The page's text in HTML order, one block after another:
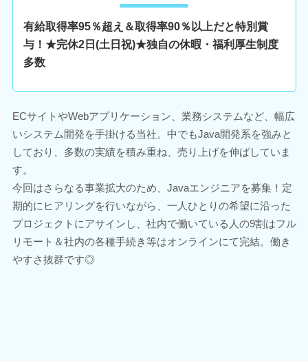
有給取得率95％超え＆取得率90％以上だと特別賞
与！★完休2日(土日祝)★独自の休暇・福利厚生制度
多数
ECサイトやWebアプリケーション、業務システムなど、幅広
いシステム開発を手掛ける当社。中でもJava開発系を強みと
しており、多数の実績を積み重ね、売り上げを伸ばしていま
す。
今回はさらなる事業拡大のため、Javaエンジニアを募集！定
期的にヒアリングを行いながら、一人ひとりの希望に沿った
プロジェクトにアサインし、社内で働いている人の9割はフル
リモート＆社内の各種手続き等はオンラインにて完結。働き
やすさ抜群です◎